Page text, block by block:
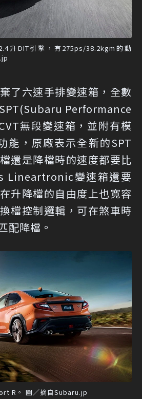
升DIT引擎，有275ps/38.2kgm的動
了六速手排變速箱，全數
Performance
無段變速箱，並附有模
能，原廠表示全新的SPT
還是降檔時的速度都要比
Lineartronic變速箱還要
升降檔的自由度上也寬容
檔控制邏輯，可在煞車時
配降檔。
R。 圖／摘自Subaru.jp